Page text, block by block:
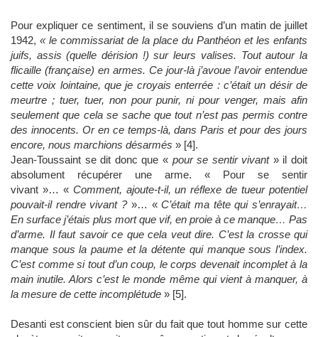
Pour expliquer ce sentiment, il se souviens d’un matin de juillet
1942, « le commissariat de la place du Panthéon et les enfants
juifs, assis (quelle dérision !) sur leurs valises. Tout autour la
flicaille (française) en armes. Ce jour-là j’avoue l’avoir entendue
cette voix lointaine, que je croyais enterrée : c’était un désir de
meurtre ; tuer, tuer, non pour punir, ni pour venger, mais afin
seulement que cela se sache que tout n’est pas permis contre
des innocents. Or en ce temps-là, dans Paris et pour des jours
encore, nous marchions désarmés » [4].
Jean-Toussaint se dit donc que « pour se sentir vivant» il doit
absolument récupérer une arme. « Pour se sentir
vivant »… « Comment, ajoute-t-il, un réflexe de tueur potentiel
pouvait-il rendre vivant ? »… «C’était ma tête qui s’enrayait…
En surface j’étais plus mort que vif, en proie à ce manque… Pas
d’arme. Il faut savoir ce que cela veut dire. C’est la crosse qui
manque sous la paume et la détente qui manque sous l’index.
C’est comme si tout d’un coup, le corps devenait incomplet à la
main inutile. Alors c’est le monde même qui vient à manquer, à
la mesure de cette incomplétude » [5].
Desanti est conscient bien sûr du fait que tout homme sur cette